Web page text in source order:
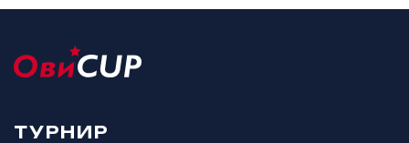
ТУРНИР